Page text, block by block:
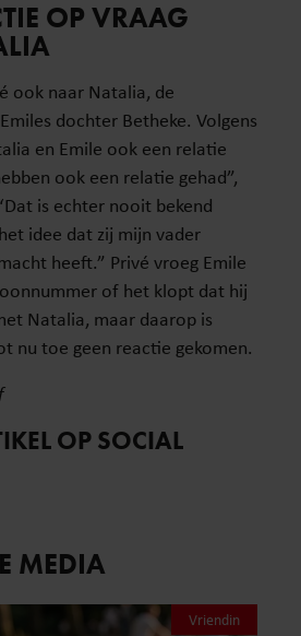
OP VRAAG
ook naar Natalia, de
dochter Betheke. Volgens
en Emile ook een relatie
ook een relatie gehad”,
is echter nooit bekend
idee dat zij mijn vader
heeft.” Privé vroeg Emile
of het klopt dat hij
Natalia, maar daarop is
nu toe geen reactie gekomen.
OP SOCIAL
MEDIA
Vriendin